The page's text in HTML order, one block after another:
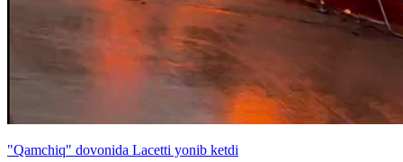
"Qamchiq" dovonida Lacetti yonib ketdi